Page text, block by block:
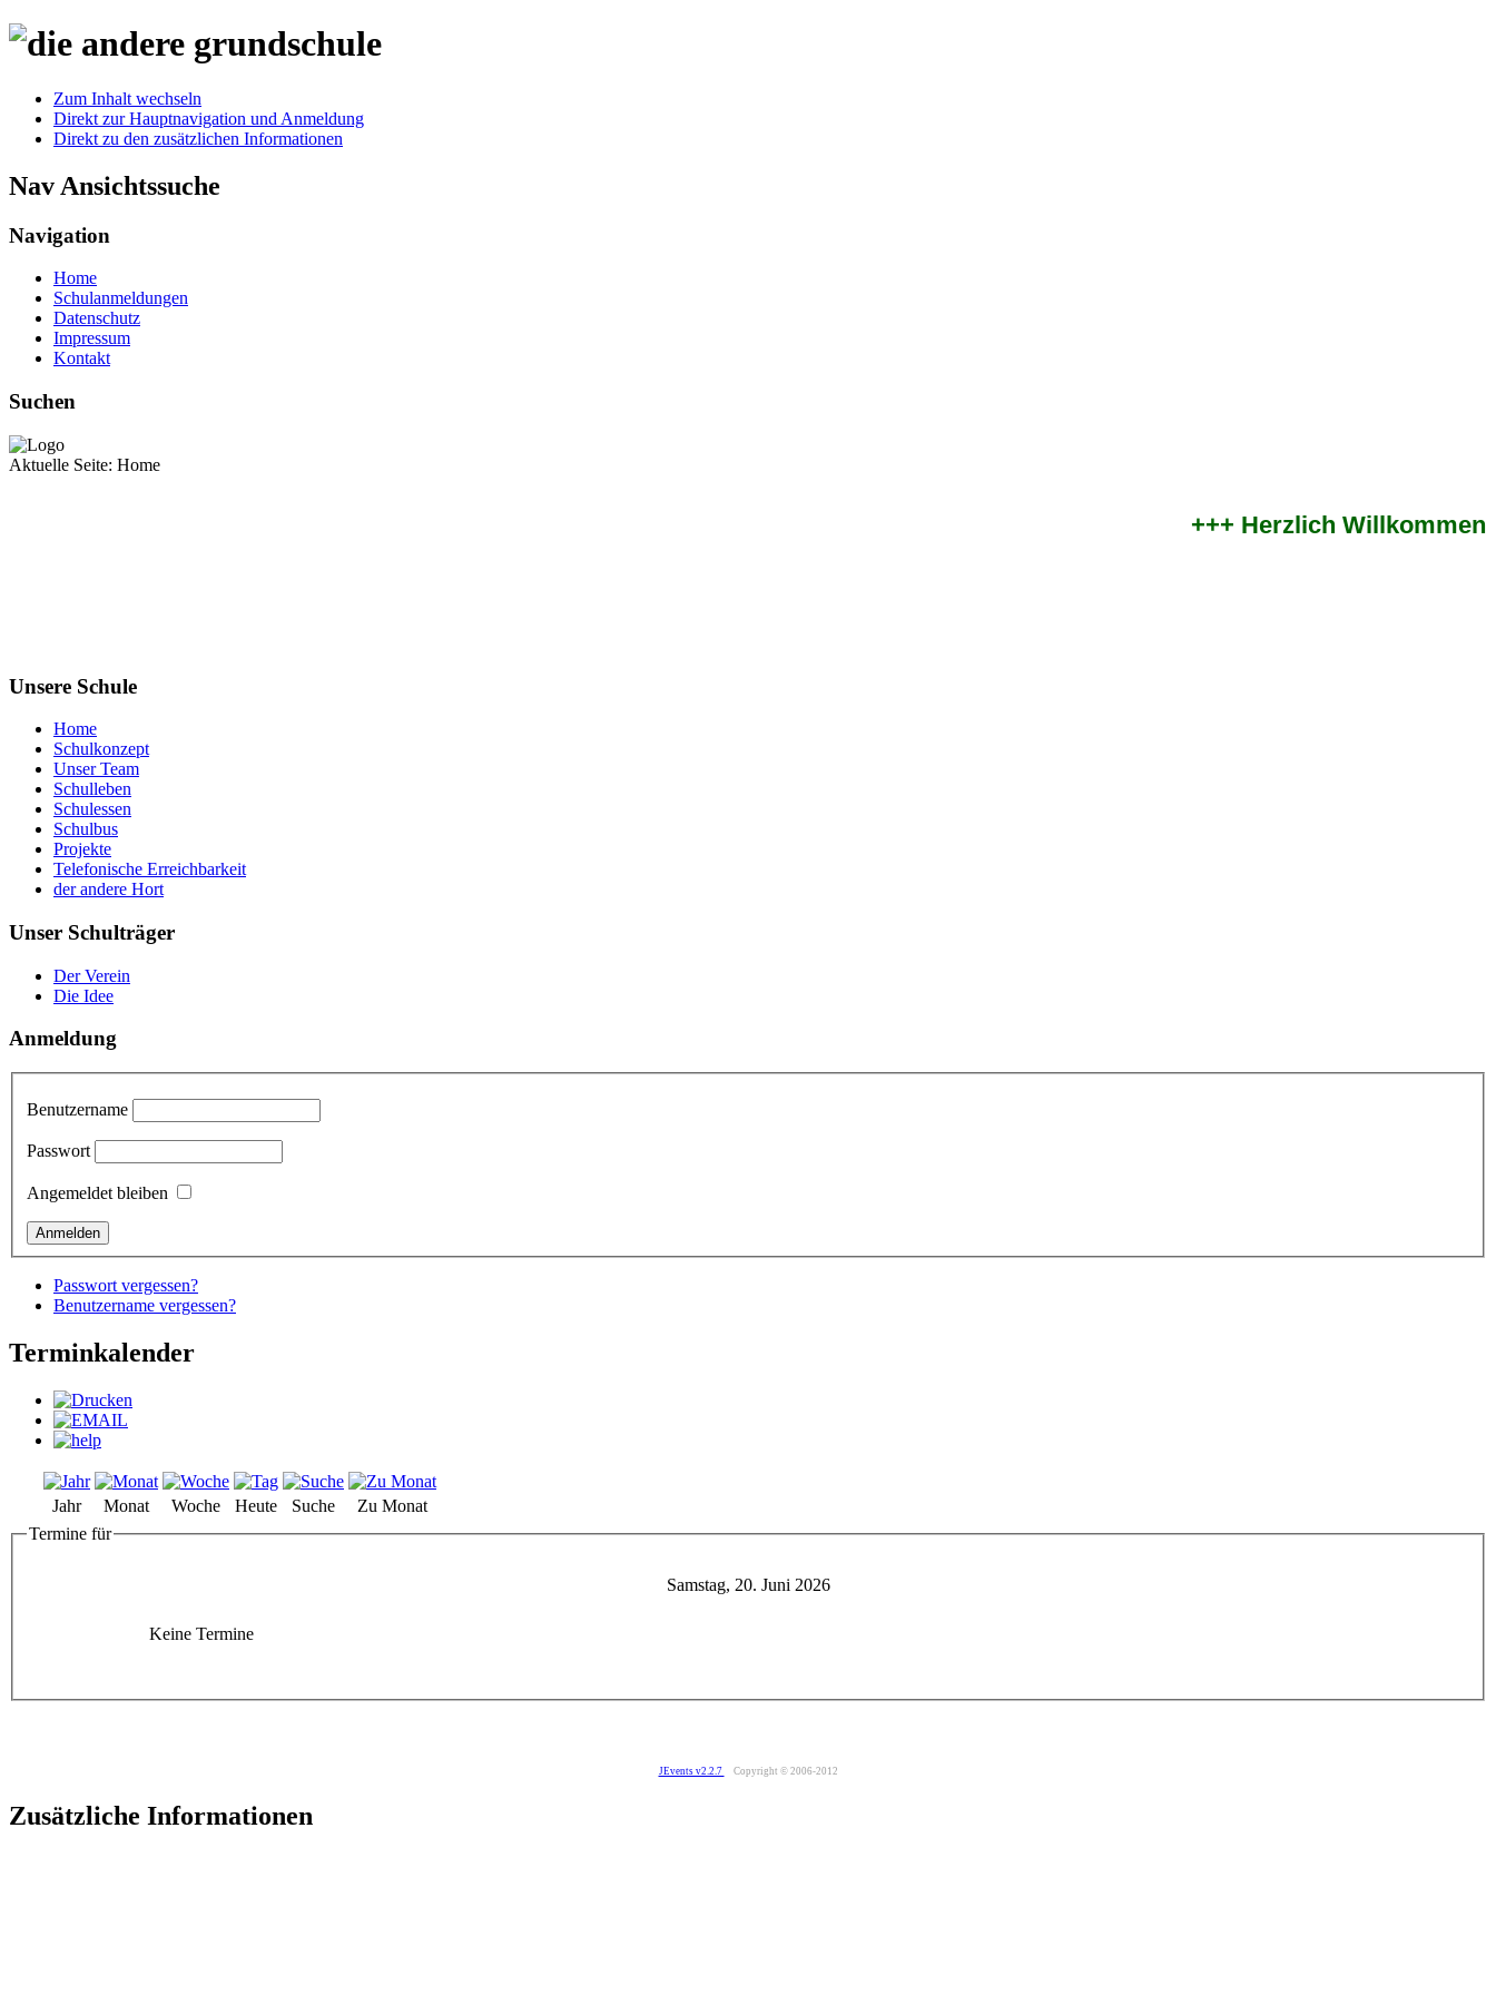
Zum Inhalt wechseln
Direkt zur Hauptnavigation und Anmeldung
Direkt zu den zusätzlichen Informationen
Nav Ansichtssuche
Navigation
Home
Schulanmeldungen
Datenschutz
Impressum
Kontakt
Suchen
Aktuelle Seite: Home
+++ Herzlich Willkommen
Unsere Schule
Home
Schulkonzept
Unser Team
Schulleben
Schulessen
Schulbus
Projekte
Telefonische Erreichbarkeit
der andere Hort
Unser Schulträger
Der Verein
Die Idee
Anmeldung
Benutzername
Passwort
Angemeldet bleiben
Passwort vergessen?
Benutzername vergessen?
Terminkalender
Jahr Monat Woche Heute Suche
Zu Monat
Termine für
Samstag, 20. Juni 2026
Keine Termine
JEvents v2.2.7 Copyright © 2006-2012
Zusätzliche Informationen